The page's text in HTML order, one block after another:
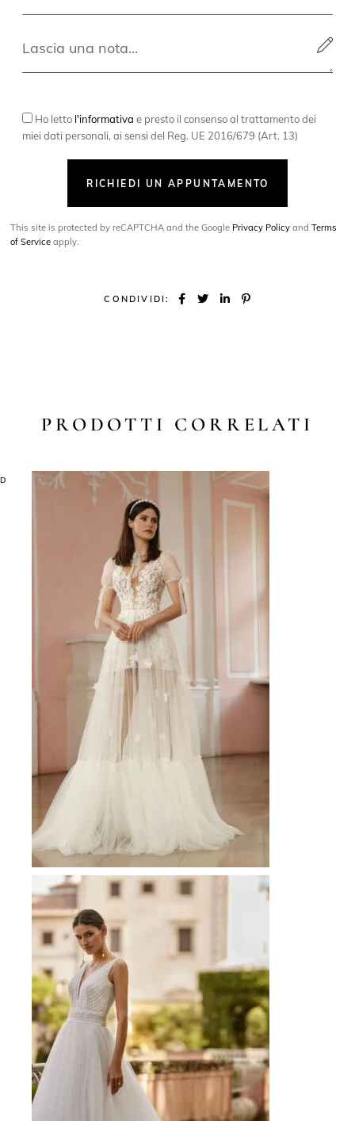
Ho letto l'informativa e presto il consenso al trattamento dei
miei dati personali, ai sensi del Reg. UE 2016/679 (Art. 13)
RICHIEDI UN APPUNTAMENTO
This site is protected by reCAPTCHA and the Google Privacy Policy andTerms
of Service apply.
CONDIVIDI:
PRODOTTI CORRELATI